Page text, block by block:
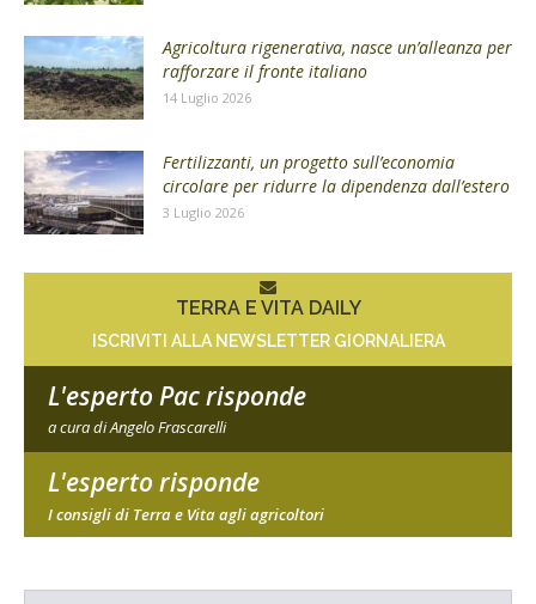
Agricoltura rigenerativa, nasce un’alleanza per
rafforzare il fronte italiano
14 Luglio 2026
Fertilizzanti, un progetto sull’economia
circolare per ridurre la dipendenza dall’estero
3 Luglio 2026
TERRA E VITA DAILY
ISCRIVITI ALLA NEWSLETTER GIORNALIERA
L'esperto Pac risponde
a cura di Angelo Frascarelli
L'esperto risponde
I consigli di Terra e Vita agli agricoltori